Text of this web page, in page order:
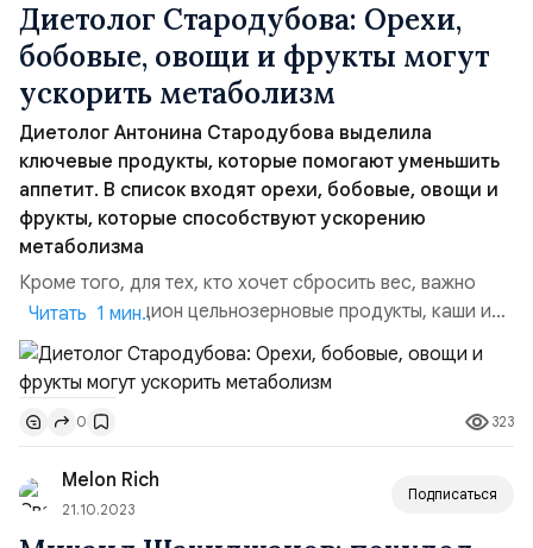
Диетолог Стародубова: Орехи,
бобовые, овощи и фрукты могут
ускорить метаболизм
Диетолог Антонина Стародубова выделила
ключевые продукты, которые помогают уменьшить
аппетит. В список входят орехи, бобовые, овощи и
фрукты, которые способствуют ускорению
метаболизма
Кроме того, для тех, кто хочет сбросить вес, важно
включать в рацион цельнозерновые продукты, каши и
ягоды. Эти продукты богаты клетчаткой, которая
необходима для нормального функционирования
пищеварительной системы. Микробиота кишечника
выполняет роль «фабрики» по синтезу ряда витаминов,
таких как витамин К и витамины группы В. Витамин К
участвует в об...
Читать 1 мин.
0 323
Melon Rich
21.10.2023
Подписаться